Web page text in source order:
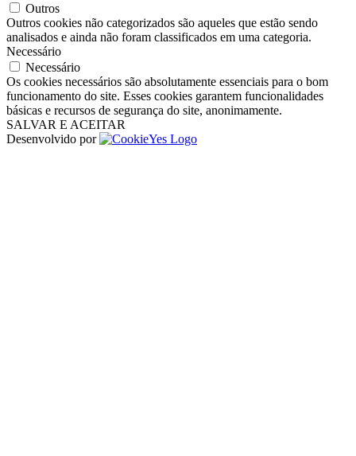
Outros
Outros cookies não categorizados são aqueles que estão sendo
analisados ​​e ainda não foram classificados em uma categoria.
Necessário
Necessário
Os cookies necessários são absolutamente essenciais para o bom
funcionamento do site. Esses cookies garantem funcionalidades
básicas e recursos de segurança do site, anonimamente.
SALVAR E ACEITAR
Desenvolvido por